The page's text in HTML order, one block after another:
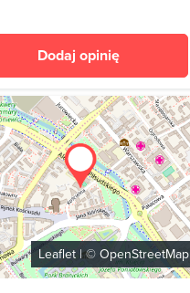
Dodaj opinię
Leaflet | © OpenStreetMap